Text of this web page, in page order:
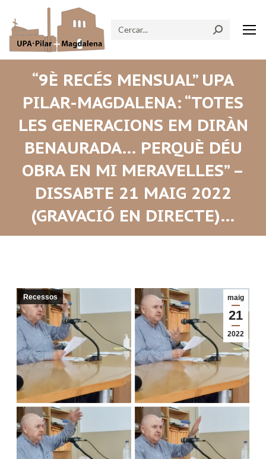
Search:
“9È RECÉS MENSUAL” UPA
PILAR-MAGDALENA: “TOTES
LES GENERACIONS EM DIRÀN
BENAURADA… PERQUÈ DÉU
OBRA EN MI MERAVELLES” –
DISSABTE 21 MAIG 2022
(GRAVACIÓ EN DIRECTE)…
maig
21
2022
Recessos